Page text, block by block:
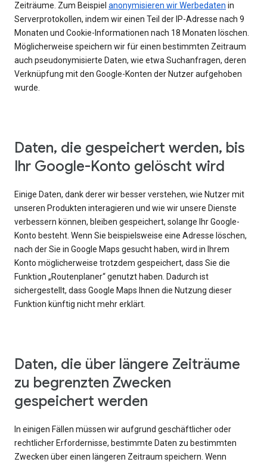
Zeiträume. Zum Beispiel anonymisieren wir Werbedaten in
Serverprotokollen, indem wir einen Teil der IP-Adresse nach 9
Monaten und Cookie-Informationen nach 18 Monaten löschen.
Möglicherweise speichern wir für einen bestimmten Zeitraum
auch pseudonymisierte Daten, wie etwa Suchanfragen, deren
Verknüpfung mit den Google-Konten der Nutzer aufgehoben
wurde.
Daten, die gespeichert werden, bis
Ihr Google-Konto gelöscht wird
Einige Daten, dank derer wir besser verstehen, wie Nutzer mit
unseren Produkten interagieren und wie wir unsere Dienste
verbessern können, bleiben gespeichert, solange Ihr Google-
Konto besteht. Wenn Sie beispielsweise eine Adresse löschen,
nach der Sie in Google Maps gesucht haben, wird in Ihrem
Konto möglicherweise trotzdem gespeichert, dass Sie die
Funktion „Routenplaner“ genutzt haben. Dadurch ist
sichergestellt, dass Google Maps Ihnen die Nutzung dieser
Funktion künftig nicht mehr erklärt.
Daten, die über längere Zeiträume
zu begrenzten Zwecken
gespeichert werden
In einigen Fällen müssen wir aufgrund geschäftlicher oder
rechtlicher Erfordernisse, bestimmte Daten zu bestimmten
Zwecken über einen längeren Zeitraum speichern. Wenn